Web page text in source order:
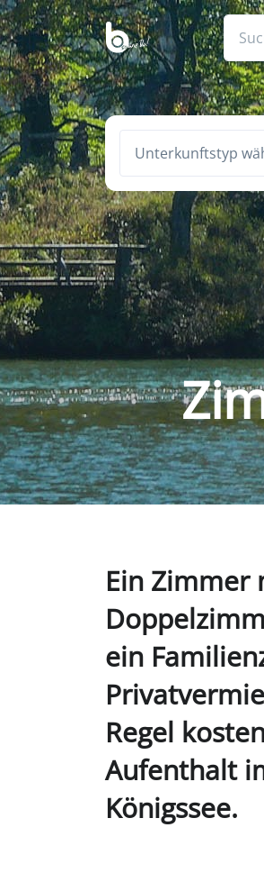
Unterkunftstyp
Ein Zimmer
ein
Regel
Aufenthalt
Königssee.